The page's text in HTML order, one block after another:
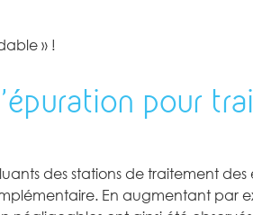
» !
pour
des stations de traitement des
En augmentant par